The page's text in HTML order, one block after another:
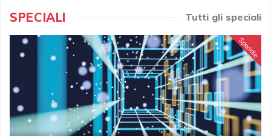
SPECIALI Tutti gli speciali
Speciale